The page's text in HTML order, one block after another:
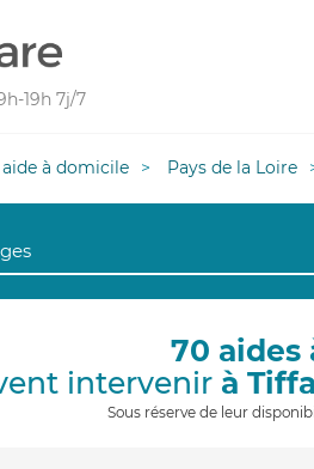
19h 7j/7
à domicile Pays de la Loire
70 aides
intervenir à
Sous réserve de leur